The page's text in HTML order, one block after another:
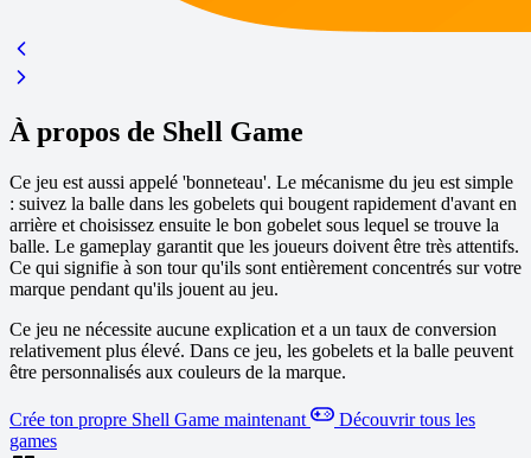
À propos de Shell Game
Ce jeu est aussi appelé 'bonneteau'. Le mécanisme du jeu est simple
: suivez la balle dans les gobelets qui bougent rapidement d'avant en
arrière et choisissez ensuite le bon gobelet sous lequel se trouve la
balle. Le gameplay garantit que les joueurs doivent être très attentifs.
Ce qui signifie à son tour qu'ils sont entièrement concentrés sur votre
marque pendant qu'ils jouent au jeu.
Ce jeu ne nécessite aucune explication et a un taux de conversion
relativement plus élevé. Dans ce jeu, les gobelets et la balle peuvent
être personnalisés aux couleurs de la marque.
Crée ton propre Shell Game maintenant
Découvrir tous les
games